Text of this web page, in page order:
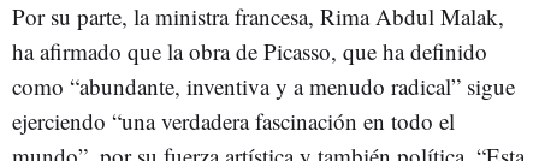
Por su parte, la ministra francesa, Rima Abdul Malak,
ha afirmado que la obra de Picasso, que ha definido
como “abundante, inventiva y a menudo radical” sigue
ejerciendo “una verdadera fascinación en todo el